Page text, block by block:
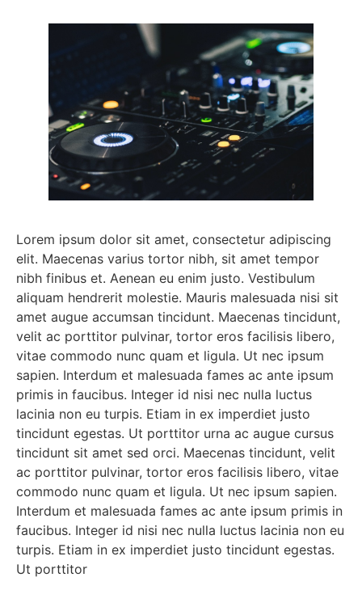
Lorem ipsum dolor sit amet, consectetur adipiscing
elit. Maecenas varius tortor nibh, sit amet tempor
nibh finibus et. Aenean eu enim justo. Vestibulum
aliquam hendrerit molestie. Mauris malesuada nisi sit
amet augue accumsan tincidunt. Maecenas tincidunt,
velit ac porttitor pulvinar, tortor eros facilisis libero,
vitae commodo nunc quam et ligula. Ut nec ipsum
sapien. Interdum et malesuada fames ac ante ipsum
primis in faucibus. Integer id nisi nec nulla luctus
lacinia non eu turpis. Etiam in ex imperdiet justo
tincidunt egestas. Ut porttitor urna ac augue cursus
tincidunt sit amet sed orci. Maecenas tincidunt, velit
ac porttitor pulvinar, tortor eros facilisis libero, vitae
commodo nunc quam et ligula. Ut nec ipsum sapien.
Interdum et malesuada fames ac ante ipsum primis in
faucibus. Integer id nisi nec nulla luctus lacinia non eu
turpis. Etiam in ex imperdiet justo tincidunt egestas.
Ut porttitor